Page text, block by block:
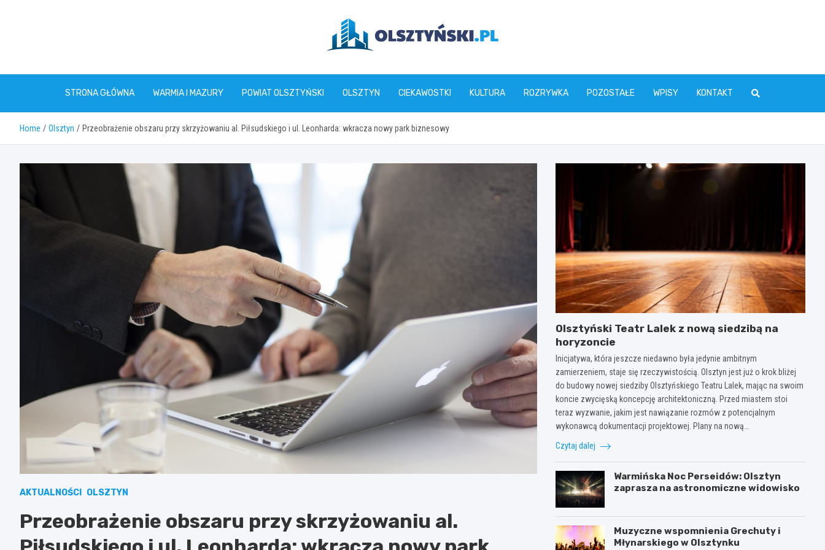
olsztynski.pl
STRONA GŁÓWNA WARMIA I MAZURY POWIAT OLSZTYŃSKI OLSZTYN CIEKAWOSTKI KULTURA ROZRYWKA POZOSTAŁE WPISY KONTAKT
Home Olsztyn Przeobrażenie obszaru przy skrzyżowaniu al. Piłsudskiego i ul. Leonharda: wkracza nowy park biznesowy
AKTUALNOŚCI OLSZTYN
Przeobrażenie obszaru przy skrzyżowaniu al.
Olsztyński Teatr Lalek z nową siedzibą na
horyzoncie
Inicjatywa, która jeszcze niedawno była jedynie ambitnym
zamierzeniem, staje się rzeczywistością. Olsztyn jest już o krok bliżej
do budowy nowej siedziby Olsztyńskiego Teatru Lalek, mając na swoim
koncie zwycięską koncepcję architektoniczną. Przed miastem stoi
teraz wyzwanie, jakim jest nawiązanie rozmów z potencjalnym
wykonawcą dokumentacji projektowej. Plany na nową…
Czytaj dalej
Warmińska Noc Perseidów: Olsztyn
zaprasza na astronomiczne widowisko
Muzyczne wspomnienia Grechuty i
Młynarskiego w Olsztynku